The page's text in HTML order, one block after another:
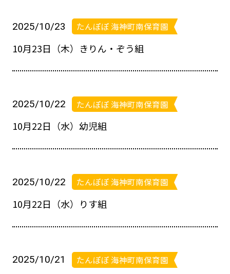
2025/10/23 たんぽぽ 海神町南保育園
10月23日（木）きりん・ぞう組
2025/10/22 たんぽぽ 海神町南保育園
10月22日（水）幼児組
2025/10/22 たんぽぽ 海神町南保育園
10月22日（水）りす組
2025/10/21 たんぽぽ 海神町南保育園